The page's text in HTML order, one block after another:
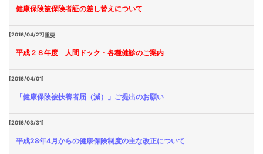
健康保険被保険者証の差し替えについて
[2016/04/27]重要
平成２８年度 人間ドック・各種健診のご案内
[2016/04/01]
「健康保険被扶養者届（減）」ご提出のお願い
[2016/03/31]
平成28年4月からの健康保険制度の主な改正について